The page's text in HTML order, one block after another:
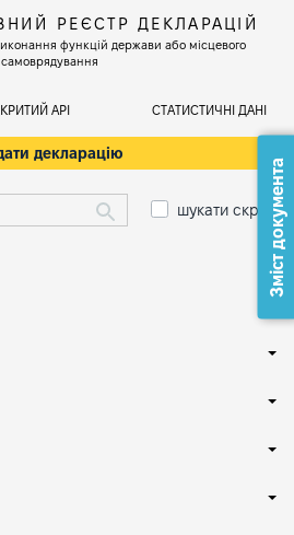
РЕЄСТР ДЕКЛАРАЦІЙ
функцій держави або місцевого
самоврядування
АРІ СТАТИСТИЧНІ ДАНІ
декларацію
шукати скрізьЗміст документа